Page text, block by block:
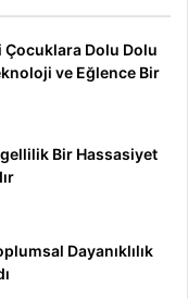
Çocuklara Dolu Dolu
ve Eğlence Bir
Bir Hassasiyet
Dayanıklılık